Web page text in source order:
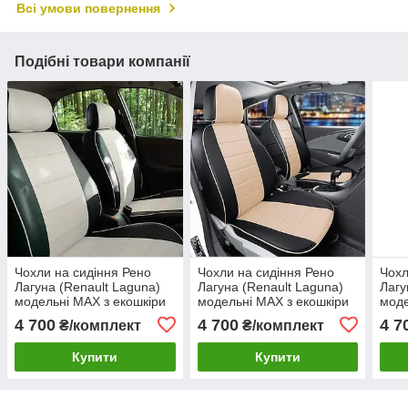
Всі умови повернення
Подібні товари компанії
Чохли на сидіння Рено
Лагуна (Renault Laguna)
модельні MAX з екошкіри
4 700 ₴/комплект
Купити
Чохли на сидіння Рено
Лагуна (Renault Laguna)
модельні MAX з екошкіри
4 700₴/комплект
Купити
4